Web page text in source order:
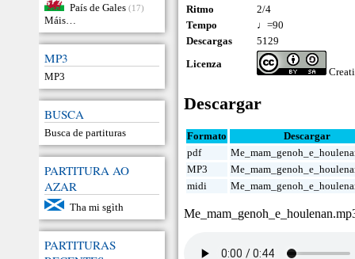
País de Gales (17)
Máis…
MP3
MP3
BUSCA
Busca de partituras
PARTITURA AO
AZAR
Tha mi sgìth
PARTITURAS
Ritmo
2/4
Tempo
♩=90
Descargas
5129
Licenza
Descargar
Formato
Descargar
pdf
MP3
midi